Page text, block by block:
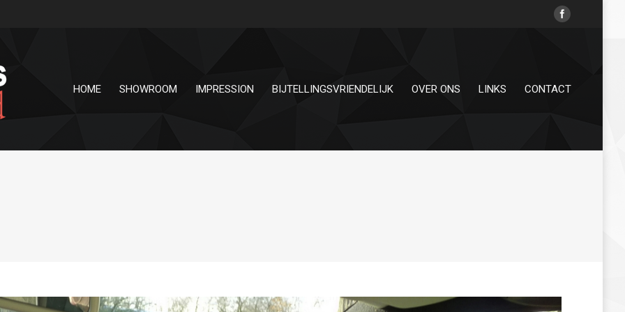
HOME SHOWROOM IMPRESSION BIJTELLINGSVRIENDELIJK OVER ONS LINKS CONTACT